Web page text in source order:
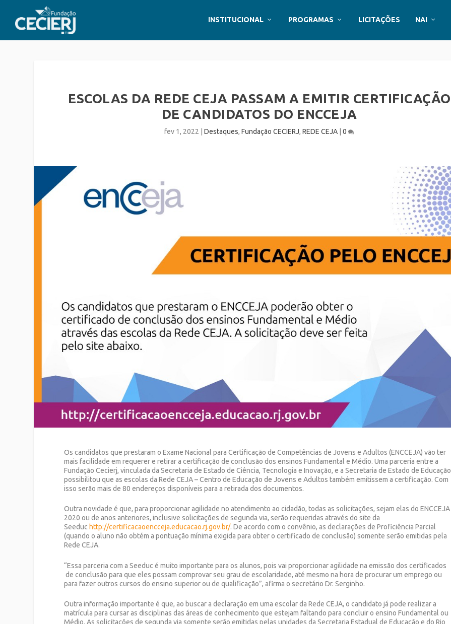
INSTITUCIONAL PROGRAMAS LICITAÇÕES NAI
ESCOLAS DA REDE CEJA PASSAM A EMITIR CERTIFICAÇÃO
DE CANDIDATOS DO ENCCEJA
fev 1, 2022 |Destaques,Fundação CECIERJ,REDE CEJA |0
Os candidatos que prestaram o Exame Nacional para Certificação de Competências de Jovens e Adultos (ENCCEJA) vão ter
mais facilidade em requerer e retirar a certificação de conclusão dos ensinos Fundamental e Médio. Uma parceria entre a
Fundação Cecierj, vinculada da Secretaria de Estado de Ciência, Tecnologia e Inovação, e a Secretaria de Estado de Educação
possibilitou que as escolas da Rede CEJA – Centro de Educação de Jovens e Adultos também emitissem a certificação. Com
isso serão mais de 80 endereços disponíveis para a retirada dos documentos.
Outra novidade é que, para proporcionar agilidade no atendimento ao cidadão, todas as solicitações, sejam elas do ENCCEJA
2020 ou de anos anteriores, inclusive solicitações de segunda via, serão requeridas através do site da
Seeduc http://certificacaoencceja.educacao.rj.gov.br/. De acordo com o convênio, as declarações de Proficiência Parcial
(quando o aluno não obtém a pontuação mínima exigida para obter o certificado de conclusão) somente serão emitidas pela
Rede CEJA.
“Essa parceria com a Seeduc é muito importante para os alunos, pois vai proporcionar agilidade na emissão dos certificados
de conclusão para que eles possam comprovar seu grau de escolaridade, até mesmo na hora de procurar um emprego ou
para fazer outros cursos do ensino superior ou de qualificação”, afirma o secretário Dr. Serginho.
Outra informação importante é que, ao buscar a declaração em uma escolar da Rede CEJA, o candidato já pode realizar a
matrícula para cursar as disciplinas das áreas de conhecimento que estejam faltando para concluir o ensino Fundamental ou
Médio. As solicitações de segunda via somente serão emitidas pelas unidades da Secretaria Estadual de Educação e do Rio